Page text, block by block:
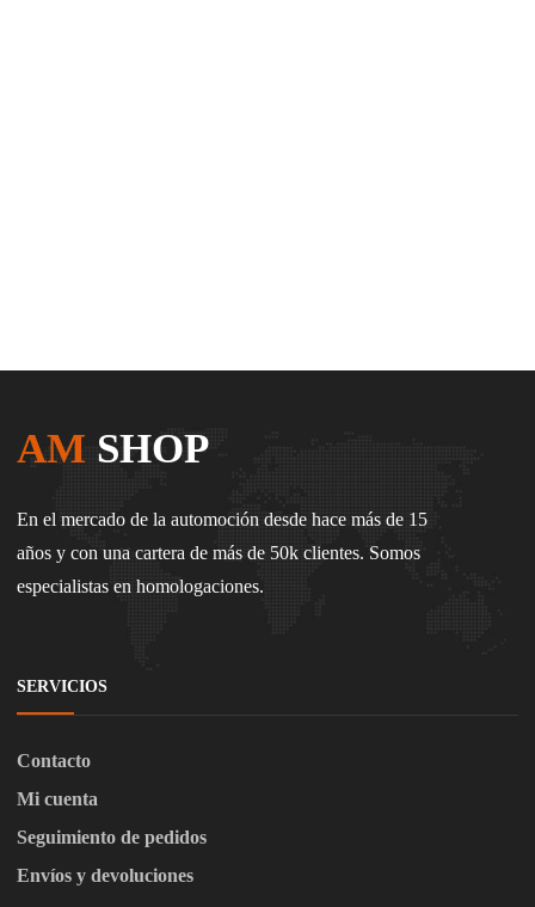
AM SHOP
En el mercado de la automoción desde hace más de 15
años y con una cartera de más de 50k clientes. Somos
especialistas en homologaciones.
SERVICIOS
Contacto
Mi cuenta
Seguimiento de pedidos
Envíos y devoluciones